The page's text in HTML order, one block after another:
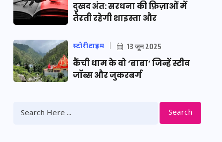
दुखद अंत: सरधना की फ़िज़ाओं में
तैरती रहेगी शाइस्ता और
स्टोरीटाइम 13 जून 2025
कैंची धाम के वो ‘बाबा’ जिन्हें स्टीव
जॉब्स और जुकरबर्ग
Search